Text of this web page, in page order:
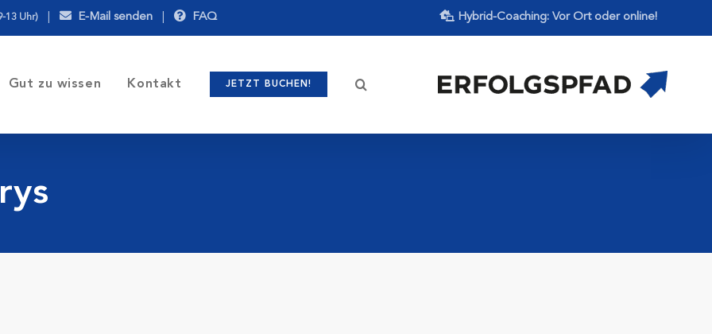
13 Uhr)| E-Mail senden| FAQ Hybrid-Coaching: Vor Ort oder online!
Gut zu wissen Kontakt JETZT BUCHEN!